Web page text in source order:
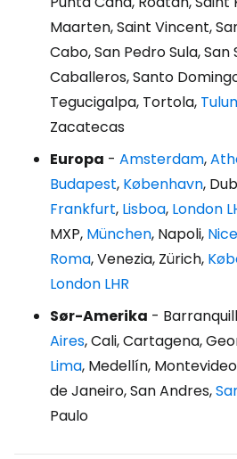
Maarten, Saint Vincent,
Cabo, San Pedro Sula,
Caballeros, Santo
Tegucigalpa, Tortola,
Zacatecas
Europa - Amsterdam,
Budapest, København,
Frankfurt, Lisboa, London
MXP, München, Napoli, Nice
Roma, Venezia, Zürich,
London LHR
Sør-Amerika -
Aires, Cali, Cartagena,
Lima, Medellín,
de Janeiro, San Andres,
Paulo